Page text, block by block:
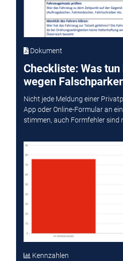
Dokument
Checkliste: Was
wegen
Nicht jede Meldung einer
App oder Online-Formular an
stimmen, auch Formfehler sind
Kennzahlen